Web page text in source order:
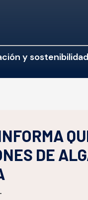
y sostenibilidad
DE